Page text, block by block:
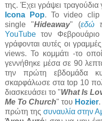
της. Έχει γράψει τραγούδια
Icona Pop. To video clip
single "Hideaway" (εδώ
YouTube τον
γράφονται αυτές οι
views. Το κομμάτι -το
γεννήθηκε μέσα σε 90
την πρώτη εβδομάδα
σκαρφάλωσε στα top 10
διασκευάσει το "What Is
Me To Church" του Hozier
πρώτη της συναυλία στην